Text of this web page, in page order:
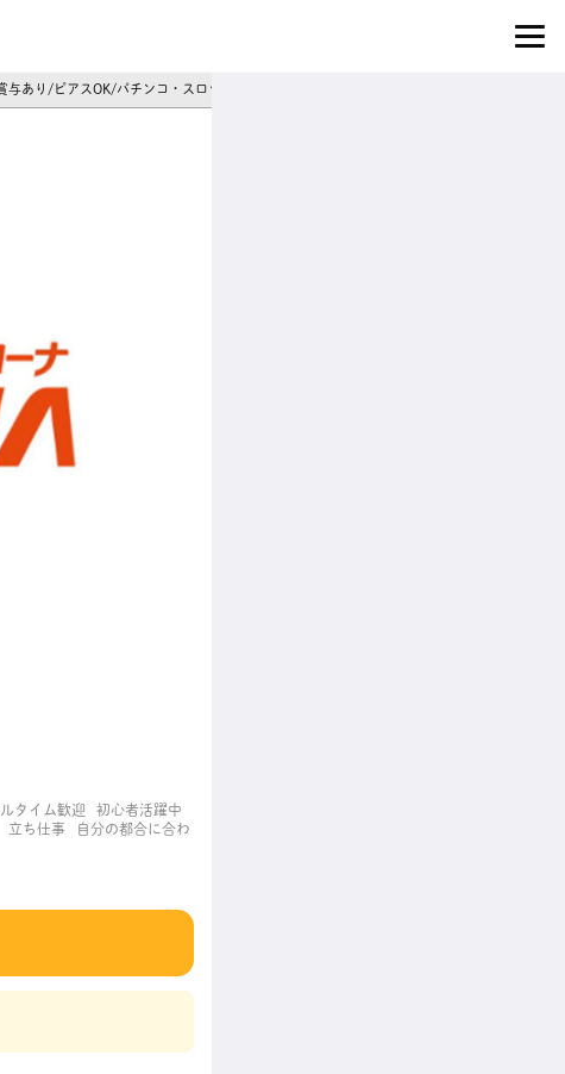
あり/ピアスOK/パチンコ・スロット店スタッフ
タイム歓迎
初心者活躍中
立ち仕事
自分の都合に合わ